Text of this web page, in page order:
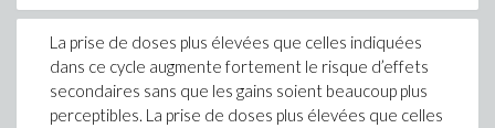
La prise de doses plus élevées que celles indiquées
dans ce cycle augmente fortement le risque d’effets
secondaires sans que les gains soient beaucoup plus
perceptibles. La prise de doses plus élevées que celles